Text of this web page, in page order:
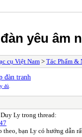
yêu âm
cụ Việt Nam > Tác Phẩm &
đàn tranh
đủ
Ly trong thread:
bạn Ly có hướng dẫn